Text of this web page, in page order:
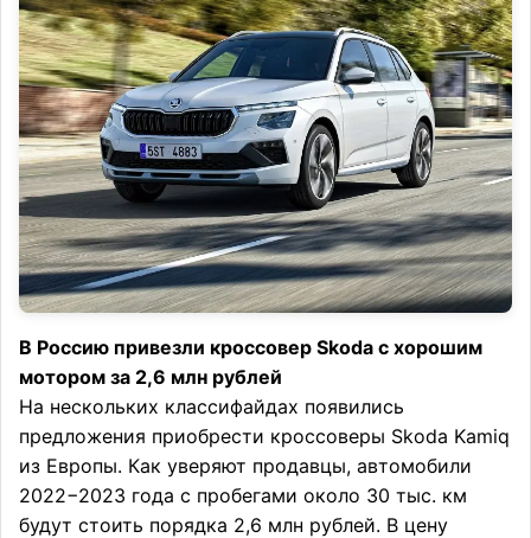
В Россию привезли кроссовер Skoda с хорошим
мотором за 2,6 млн рублей
На нескольких классифайдах появились
предложения приобрести кроссоверы Skoda Kamiq
из Европы. Как уверяют продавцы, автомобили
2022−2023 года с пробегами около 30 тыс. км
будут стоить порядка 2,6 млн рублей. В цену